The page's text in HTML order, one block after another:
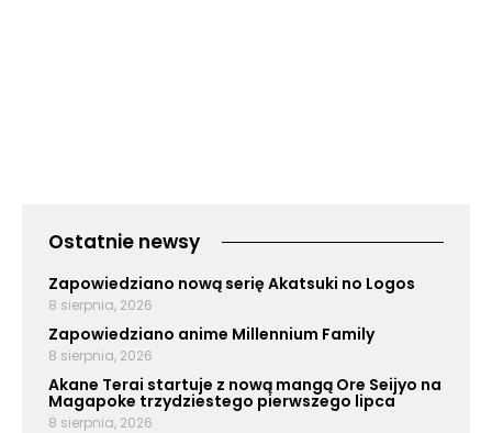
Ostatnie newsy
Zapowiedziano nową serię Akatsuki no Logos
8 sierpnia, 2026
Zapowiedziano anime Millennium Family
8 sierpnia, 2026
Akane Terai startuje z nową mangą Ore Seijyo na
Magapoke trzydziestego pierwszego lipca
8 sierpnia, 2026